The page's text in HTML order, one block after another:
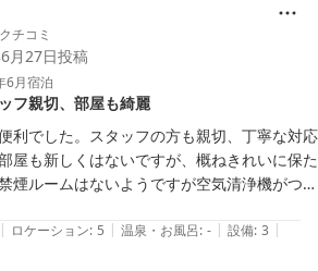
チコミ
月27日投稿
6月宿泊
フ親切、部屋も綺麗
利でした。スタッフの方も親切、丁寧な対応
屋も新しくはないですが、概ねきれいに保た
煙ルームはないようですが空気清浄機がつい
お願いしていたのもあり、特にタバコの匂い
た。（さほど敏感でないせいかもしれません
ったりお茶とお茶うけのお菓子が置いてあっ
| ロケーション: 5 | 温泉・お風呂: - | 設備: 3 |